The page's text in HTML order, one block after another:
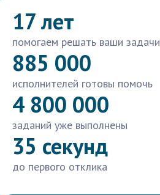
17 лет
помогаем решать ваши задачи
885 000
исполнителей готовы помочь
4 800 000
заданий уже выполнены
35 секунд
до первого отклика